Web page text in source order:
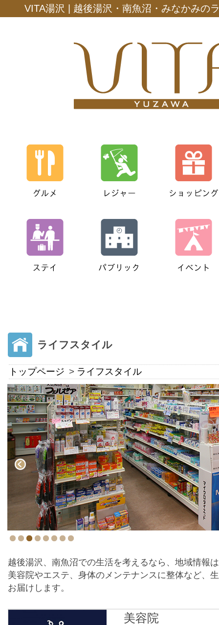
VITA湯沢 | 越後湯沢・南魚沼・みなかみの
ライフスタイル
トップページ ライフスタイル
越後湯沢、南魚沼での生活を考えるなら、地域情報
美容院やエステ、身体のメンテナンスに整体など、
お届けします。
美容院